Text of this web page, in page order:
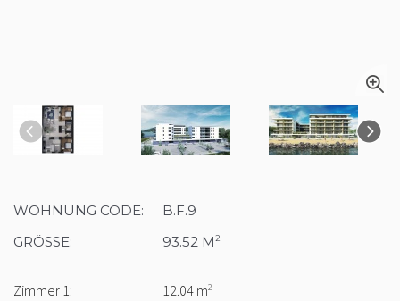
WOHNUNG CODE:
B.F.9
GRÖSSE:
93.52 M2
Zimmer 1: 12.04 m2